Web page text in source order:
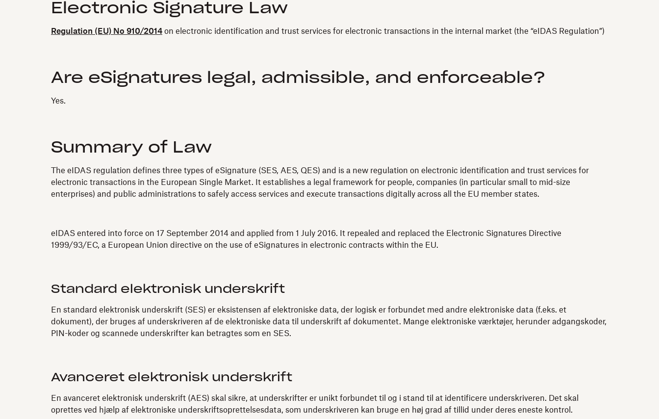
Electronic Signature Law
Regulation (EU) No 910/2014 on electronic identification and trust services for electronic transactions in the internal market (the “eIDAS Regulation”)
Are eSignatures legal, admissible, and enforceable?
Yes.
Summary of Law
The eIDAS regulation defines three types of eSignature (SES, AES, QES) and is a new regulation on electronic identification and trust services for
electronic transactions in the European Single Market. It establishes a legal framework for people, companies (in particular small to mid-size
enterprises) and public administrations to safely access services and execute transactions digitally across all the EU member states.
eIDAS entered into force on 17 September 2014 and applied from 1 July 2016. It repealed and replaced the Electronic Signatures Directive
1999/93/EC, a European Union directive on the use of eSignatures in electronic contracts within the EU.
Standard elektronisk underskrift
En standard elektronisk underskrift (SES) er eksistensen af elektroniske data, der logisk er forbundet med andre elektroniske data (f.eks. et
dokument), der bruges af underskriveren af de elektroniske data til underskrift af dokumentet. Mange elektroniske værktøjer, herunder adgangskoder,
PIN-koder og scannede underskrifter kan betragtes som en SES.
Avanceret elektronisk underskrift
En avanceret elektronisk underskrift (AES) skal sikre, at underskrifter er unikt forbundet til og i stand til at identificere underskriveren. Det skal
oprettes ved hjælp af elektroniske underskriftsoprettelsesdata, som underskriveren kan bruge en høj grad af tillid under deres eneste kontrol.